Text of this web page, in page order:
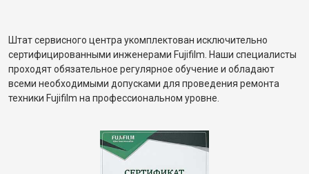
Штат сервисного центра укомплектован исключительно
сертифицированными инженерами Fujifilm. Наши специалисты
проходят обязательное регулярное обучение и обладают
всеми необходимыми допусками для проведения ремонта
техники Fujifilm на профессиональном уровне.